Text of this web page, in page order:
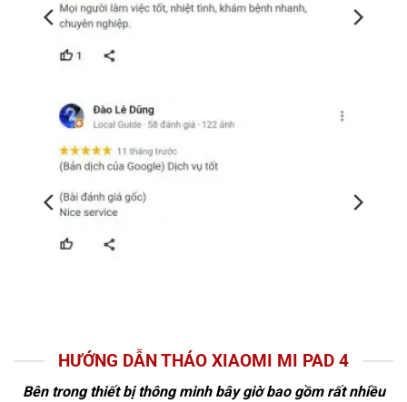
HƯỚNG DẪN THÁO XIAOMI MI PAD 4
Bên trong thiết bị thông minh bây giờ bao gồm rất nhiều